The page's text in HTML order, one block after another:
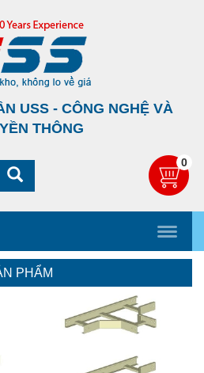
USS - CÔNG NGHỆ VÀ
THÔNG
0
PHẨM